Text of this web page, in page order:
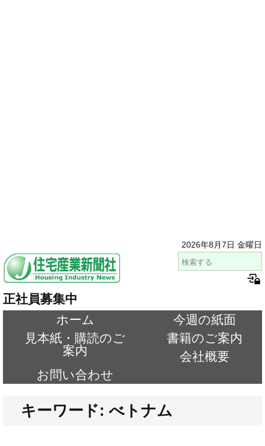
2026年8月7日 金曜日
正社員募集中
ホーム
今週の紙面
見本紙・購読のご
案内
書籍のご案内
会社概要
お問い合わせ
キーワード: べトナム